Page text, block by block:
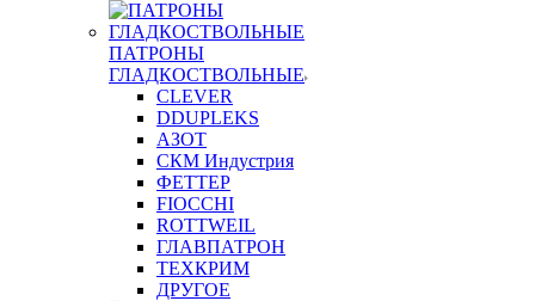
ПАТРОНЫ
ГЛАДКОСТВОЛЬНЫЕ
CLEVER
DDUPLEKS
АЗОТ
СКМ Индустрия
ФЕТТЕР
FIOCCHI
ROTTWEIL
ГЛАВПАТРОН
ТЕХКРИМ
ДРУГОЕ